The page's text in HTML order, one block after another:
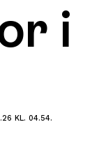
i
KL. 04.54.